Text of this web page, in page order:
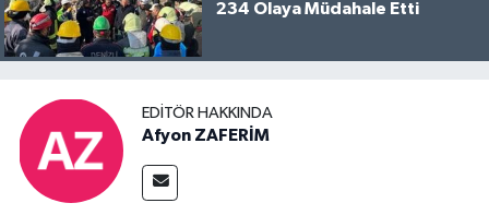
234 Olaya Müdahale Etti
EDITÖR HAKKINDA
Afyon ZAFERİM